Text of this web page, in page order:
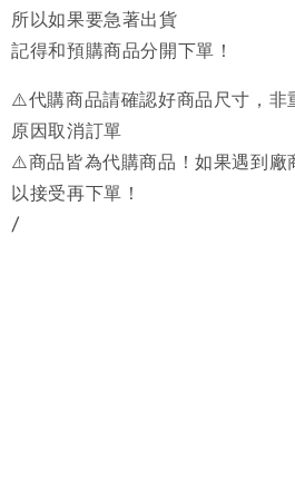
所以如果要急著出貨
記得和預購商品分開下單！
⚠️代購商品請確認好商品尺寸，非
原因取消訂單
⚠️商品皆為代購商品！如果遇到廠
以接受再下單！
/